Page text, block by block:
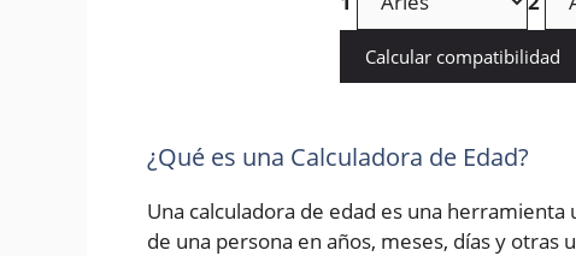
Calcular compatibilidad
¿Qué es una Calculadora de Edad?
Una calculadora de edad es una
de una persona en años, meses, días y otras